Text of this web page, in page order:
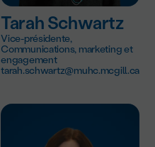
Tarah Schwartz
Vice-présidente,
Communications, marketing et
engagement
tarah.schwartz@muhc.mcgill.ca